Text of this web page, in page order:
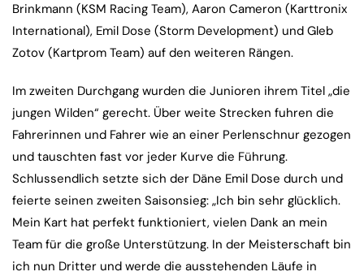
Brinkmann (KSM Racing Team), Aaron Cameron (Karttronix
International), Emil Dose (Storm Development) und Gleb
Zotov (Kartprom Team) auf den weiteren Rängen.
Im zweiten Durchgang wurden die Junioren ihrem Titel „die
jungen Wilden“ gerecht. Über weite Strecken fuhren die
Fahrerinnen und Fahrer wie an einer Perlenschnur gezogen
und tauschten fast vor jeder Kurve die Führung.
Schlussendlich setzte sich der Däne Emil Dose durch und
feierte seinen zweiten Saisonsieg: „Ich bin sehr glücklich.
Mein Kart hat perfekt funktioniert, vielen Dank an mein
Team für die große Unterstützung. In der Meisterschaft bin
ich nun Dritter und werde die ausstehenden Läufe in